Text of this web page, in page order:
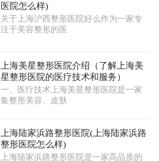
医院怎么样)
关于上海沪西整形医院好么作为一家专
注于美容整形的医
上海美星整形医院介绍（了解上海美
星整形医院的医疗技术和服务）
一、医疗技术上海美星整形医院是一家
集整形美容、皮肤
上海陆家浜路整形医院(上海陆家浜路
整形医院怎么样)
上海陆家浜路整形医院是一家高品质的